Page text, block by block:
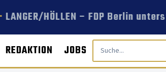
LANGER/HÖLLEN – FDP Berlin
REDAKTION JOBS